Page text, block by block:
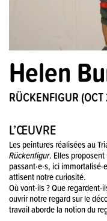
Helen
RÜCKENFIGUR
L’ŒUVRE
Les peintures réalisées au
Rückenfigur. Elles
passant·e·s, ici
attisent notre curiosité.
Où vont-ils ? Que regardent-
ouvrir notre regard sur le
travail aborde la notion du